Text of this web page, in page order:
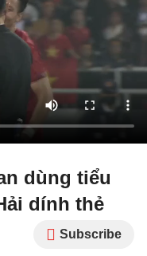
dùng tiểu
dính thẻ
Subscribe